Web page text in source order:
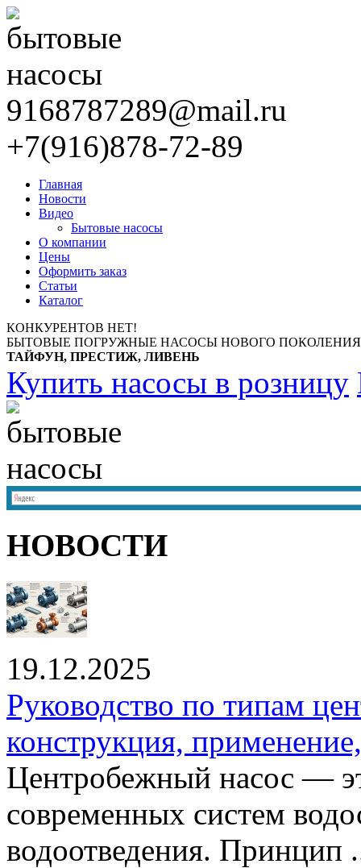
9168787289@mail.ru
+7(916)878-72-89
Главная
Новости
Видео
Бытовые насосы
О компании
Цены
Оформить заказ
Статьи
Каталог
КОНКУРЕНТОВ НЕТ!
БЫТОВЫЕ ПОГРУЖНЫЕ НАСОСЫ НОВОГО
ТАЙФУН, ПРЕСТИЖ, ЛИВЕНЬ
Купить насосы в розницу
НОВОСТИ
19.12.2025
Руководство по типам
конструкция,
Центробежный насос —
современных систем
водоотведения. Принцип